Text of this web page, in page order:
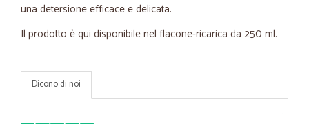
una detersione efficace e delicata.
Il prodotto è qui disponibile nel flacone-ricarica da 250 ml.
Dicono di noi